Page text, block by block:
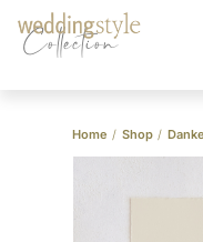
Collection
Home / Shop /